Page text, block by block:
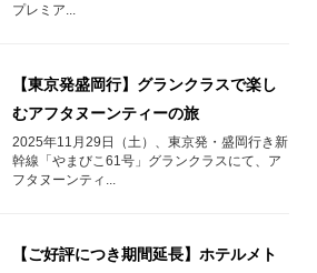
プレミア...
【東京発盛岡行】グランクラスで楽し
むアフタヌーンティーの旅
2025年11月29日（土）、東京発・盛岡行き新
幹線「やまびこ61号」グランクラスにて、ア
フタヌーンティ...
【ご好評につき期間延長】ホテルメト